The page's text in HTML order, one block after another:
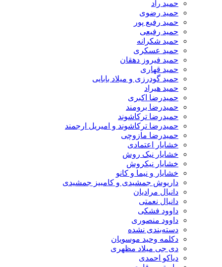
حمید راد
حمید رضوی
حمید رفیع پور
حمید رفیعی
حمید شکرانه
حمید عسکری
حمید فیروز دهقان
حمید قهاری
حمید گودرزی و میلاد بابایی
حمید هیراد
حمیدرضا اکبری
حمیدرضا برومند
حمیدرضا ترکاشوند
حمیدرضا ترکاشوند و امیریل ارجمند
حمیدرضا مازوچی
خشایار اعتمادی
خشایار نیک روش
خشایار نیکروش
خشایار و نیما و کانو
داریوش جمشیدی و کامبیز جمشیدی
دانیال مرادیان
دانیال نعمتی
داوود فشکی
داوود منصوری
دسته‌بندی نشده
دکلمه وحید موسویان
دی جی میلاد مظهری
دیاکو احمدی